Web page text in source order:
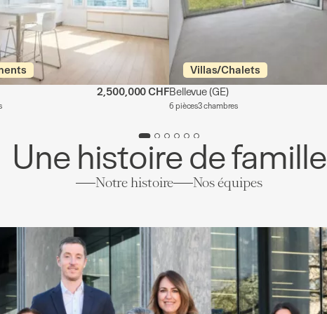
2,500,000 CHF
Villas/Chalets
Bellevue(GE)
6 pièces3 chambres
Une histoire de famille
Notre histoire Nos équipes